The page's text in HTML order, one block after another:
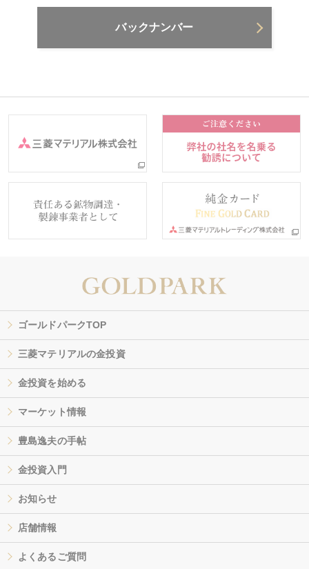
バックナンバー
ゴールドパークTOP
三菱マテリアルの金投資
金投資を始める
マーケット情報
豊島逸夫の手帖
金投資入門
お知らせ
店舗情報
よくあるご質問